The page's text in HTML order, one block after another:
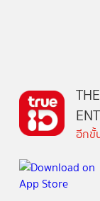
อีกขั้